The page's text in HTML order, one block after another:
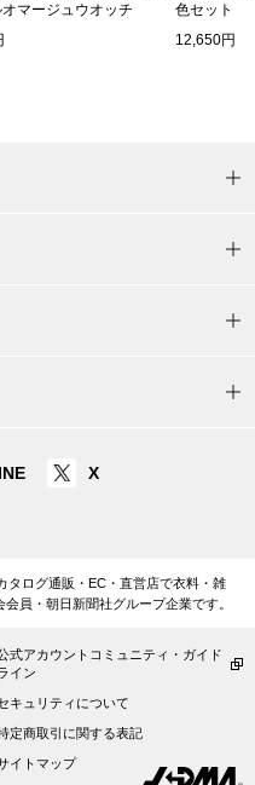
セーター／カ
ショート･クロ
ルームウェア
アンダーウェア
マージュウオッチ
色セット
12,650円
X
タログ通販・EC・直営店で衣料・雑
員・朝日新聞社グループ企業です。
式アカウントコミュニティ・ガイド
イン
キュリティについて
定商取引に関する表記
イトマップ